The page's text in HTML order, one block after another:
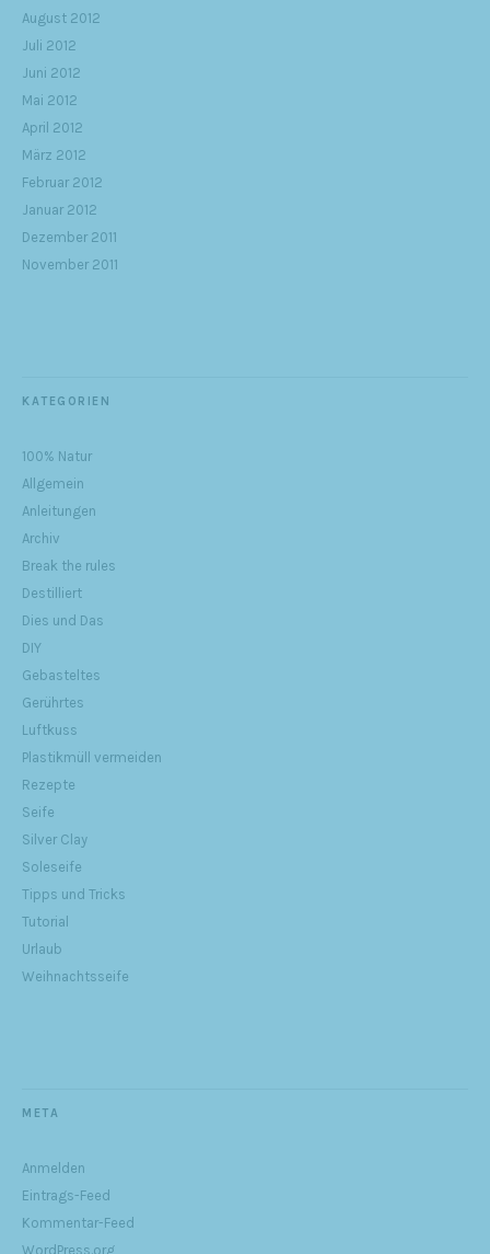
August 2012
Juli 2012
Juni 2012
Mai 2012
April 2012
März 2012
Februar 2012
Januar 2012
Dezember 2011
November 2011
KATEGORIEN
100% Natur
Allgemein
Anleitungen
Archiv
Break the rules
Destilliert
Dies und Das
DIY
Gebasteltes
Gerührtes
Luftkuss
Plastikmüll vermeiden
Rezepte
Seife
Silver Clay
Soleseife
Tipps und Tricks
Tutorial
Urlaub
Weihnachtsseife
META
Anmelden
Eintrags-Feed
Kommentar-Feed
WordPress.org